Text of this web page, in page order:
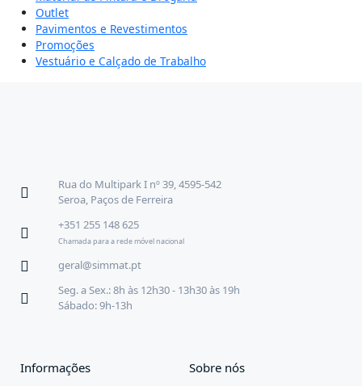
Outlet
Pavimentos e Revestimentos
Promoções
Vestuário e Calçado de Trabalho
Rua do Multipark I nº 39, 4595-542
Seroa, Paços de Ferreira
+351 255 148 625
Chamada para a rede móvel nacional
geral@simmat.pt
Seg. a Sex.: 8h às 12h30 - 13h30 às 19h
Sábado: 9h-13h
Informações Sobre nós